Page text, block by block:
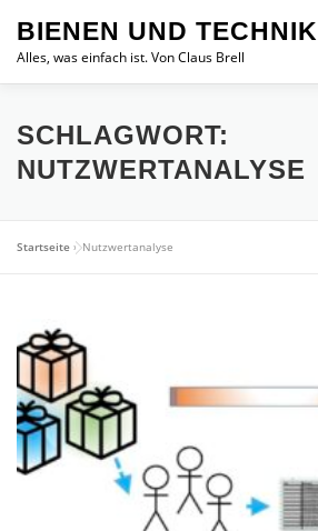
Inhalt
springen
BIENEN UND TECHNIK
Alles, was einfach ist. Von Claus Brell
SCHLAGWORT:
NUTZWERTANALYSE
Startseite »Nutzwertanalyse